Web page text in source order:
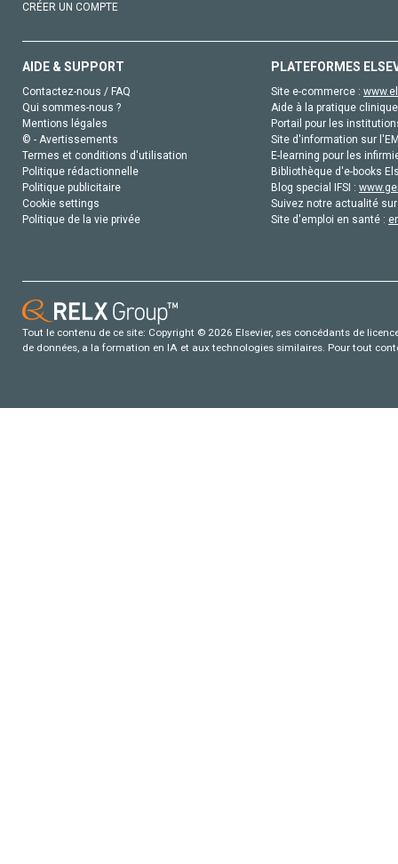
CRÉER UN COMPTE
AIDE & SUPPORT
Contactez-nous / FAQ
Qui sommes-nous ?
Mentions légales
© - Avertissements
Termes et conditions d'utilisation
Politique rédactionnelle
Politique publicitaire
Cookie settings
Politique de la vie privée
PLATEFORMES
Site e-commerce :
Aide à la pratique
Portail pour les
Site d'information sur
E-learning pour les
Bibliothèque d'e-books
Blog special IFSI :
Suivez notre actualité
Site d'emploi en santé :
Tout le contenu de ce site: Copyright © 2026 Elsevier, ses concédants de
de données, a la formation en IA et aux technologies similaires. Pour tout